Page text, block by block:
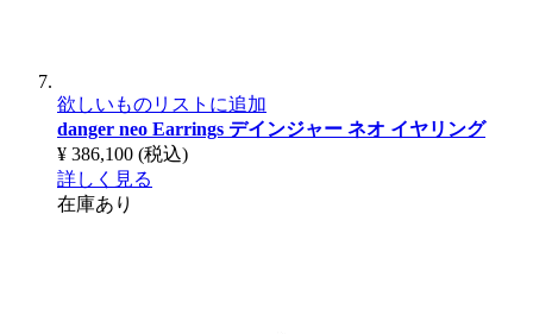
欲しいものリストに追加
danger neo Earrings デインジャー ネオ イヤリング
¥ 386,100 (税込)
詳しく見る
在庫あり